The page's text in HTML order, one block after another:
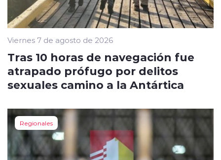
Viernes 7 de agosto de 2026
Tras 10 horas de navegación fue
atrapado prófugo por delitos
sexuales camino a la Antártica
Regionales